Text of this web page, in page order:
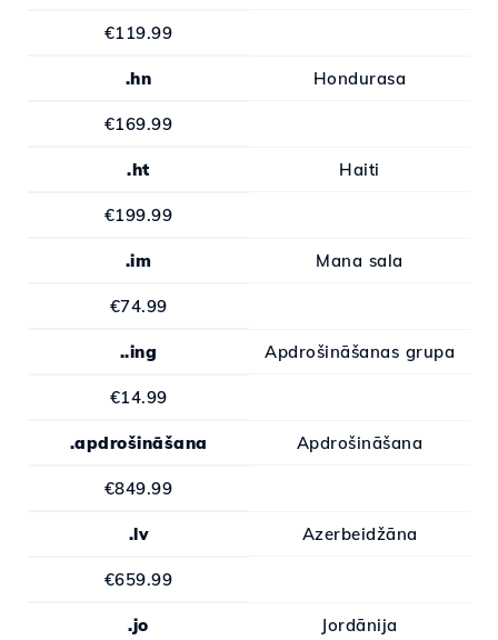
€119.99
.hn Hondurasa
€169.99
.ht Haiti
€199.99
.im Mana sala
€74.99
..ing Apdrošināšanas grupa
€14.99
.apdrošināšana Apdrošināšana
€849.99
.lv Azerbeidžāna
€659.99
.jo Jordānija